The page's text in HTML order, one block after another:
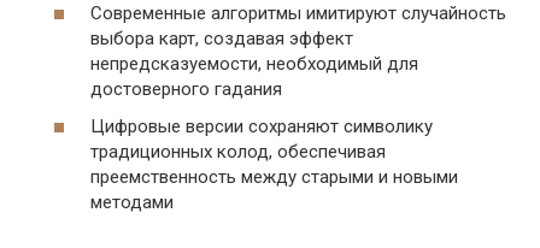
Современные алгоритмы имитируют случайность
выбора карт, создавая эффект
непредсказуемости, необходимый для
достоверного гадания
Цифровые версии сохраняют символику
традиционных колод, обеспечивая
преемственность между старыми и новыми
методами